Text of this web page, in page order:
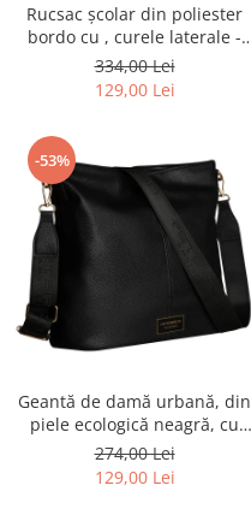
Rucsac școlar din poliester
bordo cu , curele laterale -
Peterson PTR-PTN 8594-1402
BORDO
334,00 Lei
129,00 Lei
-53%
Geantă de damă urbană, din
piele ecologică neagră, cu
curea reglabilă - Peterson
PTR-PTN JK6-06-6642
274,00 Lei
129,00 Lei